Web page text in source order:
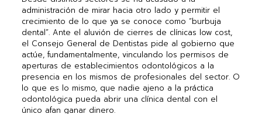
administración de mirar hacia otro lado y permitir el
crecimiento de lo que ya se conoce como “burbuja
dental”. Ante el aluvión de cierres de clínicas low cost,
el Consejo General de Dentistas pide al gobierno que
actúe, fundamentalmente, vinculando los permisos de
aperturas de establecimientos odontológicos a la
presencia en los mismos de profesionales del sector. O
lo que es lo mismo, que nadie ajeno a la práctica
odontológica pueda abrir una clínica dental con el
único afan ganar dinero.